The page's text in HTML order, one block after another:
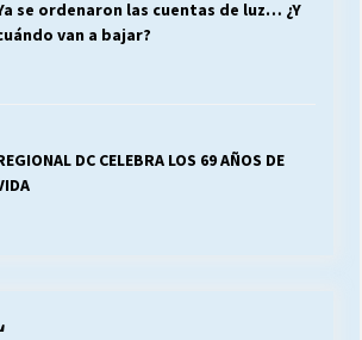
se ordenaron las cuentas de luz… ¿Y
van a bajar?
DC CELEBRA LOS 69 AÑOS DE